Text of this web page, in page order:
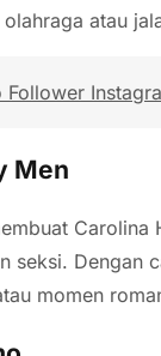
atau
Men
seksi. Dengan
momen